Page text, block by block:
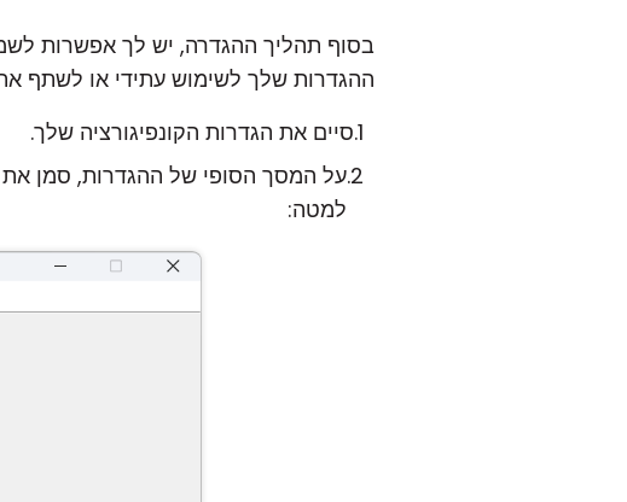
בסוף תהליך ההגדרה, יש לך אפשרות
ההגדרות שלך לשימוש עתידי או לשתף את
סיים את הגדרות הקונפיגורציה שלך.
על המסך הסופי של ההגדרות, סמן
למטה: